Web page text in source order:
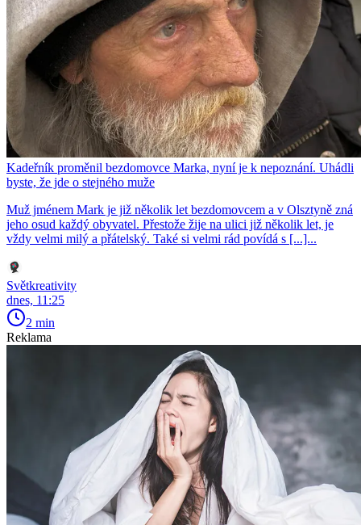
Kadeřník proměnil bezdomovce Marka, nyní je k nepoznání. Uhádli
byste, že jde o stejného muže
Muž jménem Mark je již několik let bezdomovcem a v Olsztyně zná
jeho osud každý obyvatel. Přestože žije na ulici již několik let, je
vždy velmi milý a přátelský. Také si velmi rád povídá s [...]...
Světkreativity
dnes, 11:25
2 min
Reklama